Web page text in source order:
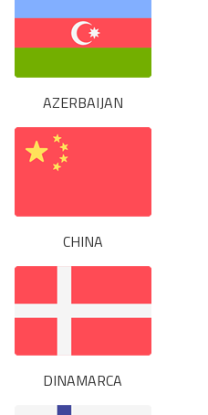
AZERBAIJAN
CHINA
DINAMARCA